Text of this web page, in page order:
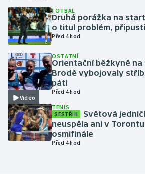
Judo
Krasobruslení
Lezení
Lyže a snowboard
Moderní pětiboj
Motorsport
FOTBAL
Druhá porážka na
o titul problém,
Před 4 hod
Video
OSTATNÍ
Orientační běžkyně na
Brodě vybojovaly
pátí
Před 4 hod
TENIS
SESTŘIH
Světová
neuspěla ani v
osmifinále
Před 4 hod